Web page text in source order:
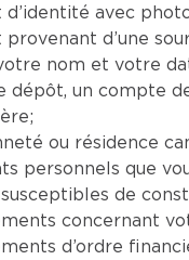
d’identité avec
provenant d’une
nom et votre
dépôt, un compte
ou résidence
personnels que
de
concernant
d’ordre